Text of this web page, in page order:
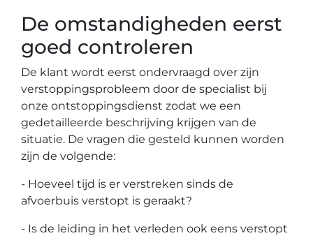
De omstandigheden eerst
goed controleren
De klant wordt eerst ondervraagd over zijn
verstoppingsprobleem door de specialist bij
onze ontstoppingsdienst zodat we een
gedetailleerde beschrijving krijgen van de
situatie. De vragen die gesteld kunnen worden
zijn de volgende:
- Hoeveel tijd is er verstreken sinds de
afvoerbuis verstopt is geraakt?
- Is de leiding in het verleden ook eens verstopt